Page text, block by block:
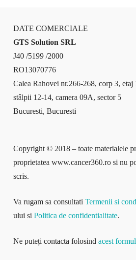
DATE COMERCIALE
GTS Solution SRL
J40 /5199 /2000
RO13070776
Calea Rahovei nr.266-268, corp 3,
stâlpii 12-14, camera 09A, sector 5
Bucuresti, Bucuresti
Copyright © 2018 – toate materialele
proprietatea www.cancer360.ro si nu
scris.
Va rugam sa consultati Termenii si
ului si Politica de confidentialitate.
Ne puteți contacta folosind acest